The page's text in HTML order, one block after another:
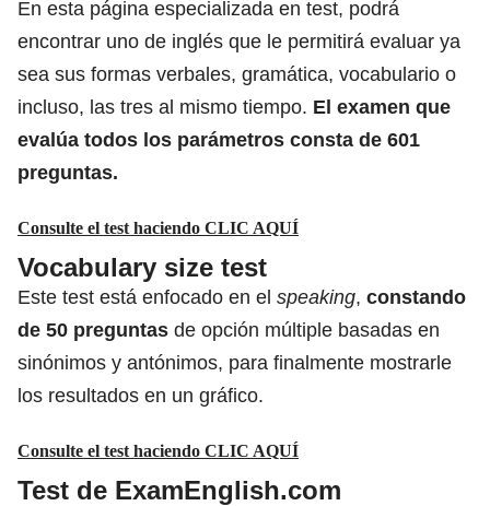
En esta página especializada en test, podrá
encontrar uno de inglés que le permitirá evaluar ya
sea sus formas verbales, gramática, vocabulario o
incluso, las tres al mismo tiempo. El examen que
evalúa todos los parámetros consta de 601
preguntas.
Consulte el test haciendo CLIC AQUÍ
Vocabulary size test
Este test está enfocado en el speaking, constando
de 50 preguntas de opción múltiple basadas en
sinónimos y antónimos, para finalmente mostrarle
los resultados en un gráfico.
Consulte el test haciendo CLIC AQUÍ
Test de ExamEnglish.com